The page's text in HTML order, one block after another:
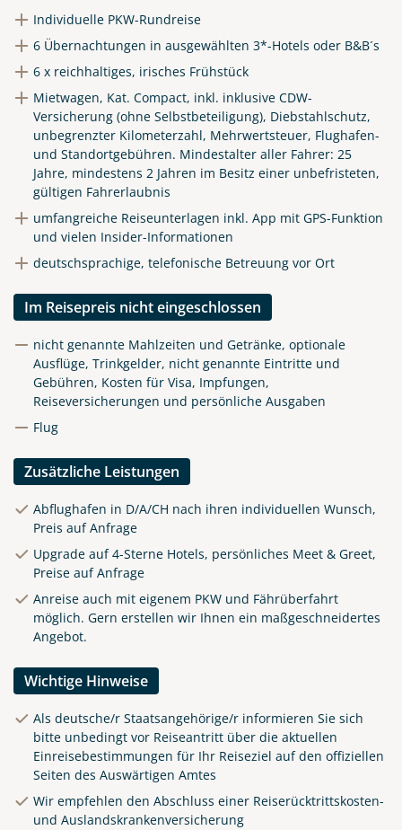
Individuelle PKW-Rundreise
6 Übernachtungen in ausgewählten 3*-Hotels oder B&B´s
6 x reichhaltiges, irisches Frühstück
Mietwagen, Kat. Compact, inkl. inklusive CDW-
Versicherung (ohne Selbstbeteiligung), Diebstahlschutz,
unbegrenzter Kilometerzahl, Mehrwertsteuer, Flughafen-
und Standortgebühren. Mindestalter aller Fahrer: 25
Jahre, mindestens 2 Jahren im Besitz einer unbefristeten,
gültigen Fahrerlaubnis
umfangreiche Reiseunterlagen inkl. App mit GPS-Funktion
und vielen Insider-Informationen
deutschsprachige, telefonische Betreuung vor Ort
Im Reisepreis nicht eingeschlossen
nicht genannte Mahlzeiten und Getränke, optionale
Ausflüge, Trinkgelder, nicht genannte Eintritte und
Gebühren, Kosten für Visa, Impfungen,
Reiseversicherungen und persönliche Ausgaben
Flug
Zusätzliche Leistungen
Abflughafen in D/A/CH nach ihren individuellen Wunsch,
Preis auf Anfrage
Upgrade auf 4-Sterne Hotels, persönliches Meet & Greet,
Preise auf Anfrage
Anreise auch mit eigenem PKW und Fährüberfahrt
möglich. Gern erstellen wir Ihnen ein maßgeschneidertes
Angebot.
Wichtige Hinweise
Als deutsche/r Staatsangehörige/r informieren Sie sich
bitte unbedingt vor Reiseantritt über die aktuellen
Einreisebestimmungen für Ihr Reiseziel auf den offiziellen
Seiten des Auswärtigen Amtes
Wir empfehlen den Abschluss einer Reiserücktrittskosten-
und Auslandskrankenversicherung